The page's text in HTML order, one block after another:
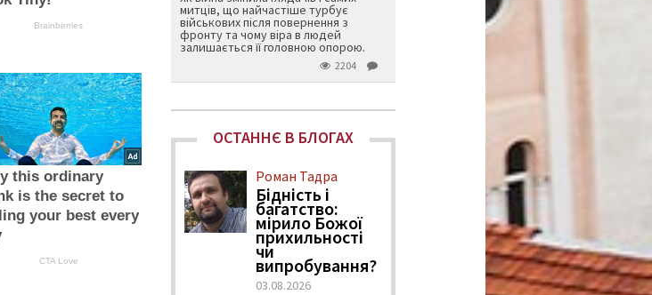
Brainberries
this ordinary
is the secret to
your best every
CTA Love
митців, що найчастіше турбує
військових після повернення з
фронту та чому віра в людей
залишається її головною опорою.
2204
ОСТАННЄ В БЛОГАХ
Роман Тадра
Бідність і
багатство:
мірило Божої
прихильності
чи
випробування?
03.08.2026